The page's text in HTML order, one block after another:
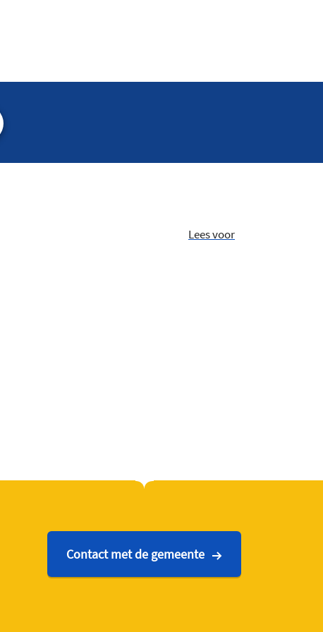
Lees voor
Contact met de gemeente